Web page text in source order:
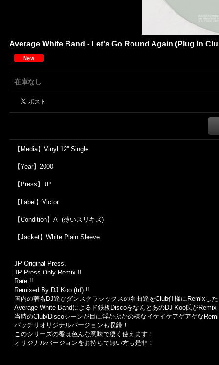
Average White Band - Let's Go Round Again (Plug In
在庫なし
【Media】Vinyl 12'' Single
【Year】2000
【Press】JP
【Label】Victor
【Condition】A- (薄いスリキズ)
【Jacket】White Plain Sleeve
JP Original Press.
JP Press Only Remix !!
Rare !!
Remixed By DJ Koo (trf) !!
国内の著名DJ達がダンスクラシックスの名曲達をClub仕様にRemixし
Average White Bandによるド鉄板DiscoをなんとあのDJ Koo氏がRemix
当時のClub/Discoシーンが目に浮かぶかの様なイケイケアゲアゲな
バッチリオリジナルバージョンも収録！
このシリーズの盤は色んな意味で凄く使えます！
オリジナルバージョンをお持ちで無い方も是非！